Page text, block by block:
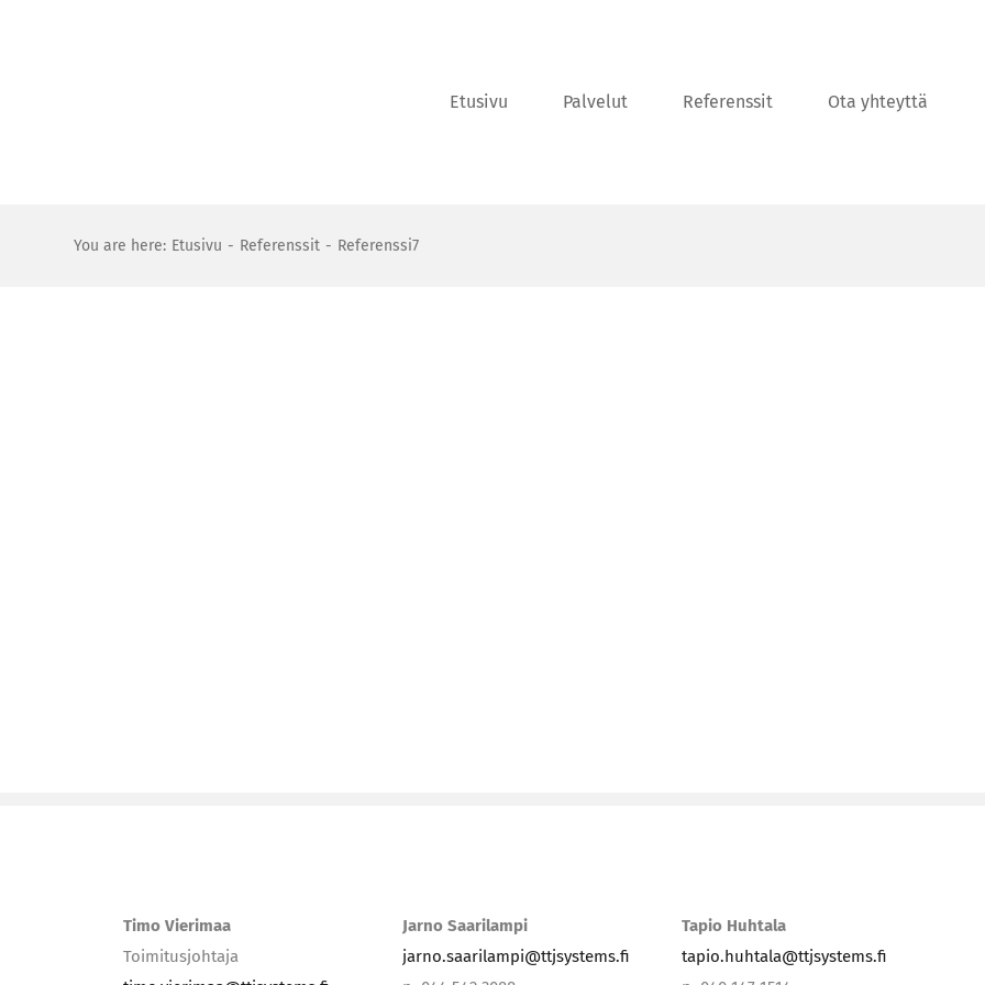
Etusivu Palvelut Referenssit Ota yhteyttä
You are here: Etusivu Referenssit Referenssi7
Timo Vierimaa
Toimitusjohtaja
Jarno Saarilampi
jarno.saarilampi@ttjsystems.fi
Tapio Huhtala
tapio.huhtala@ttjsystems.fi